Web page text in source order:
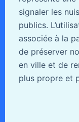
signaler les
publics.
associée à la
de préserver
en ville et de
plus propre et